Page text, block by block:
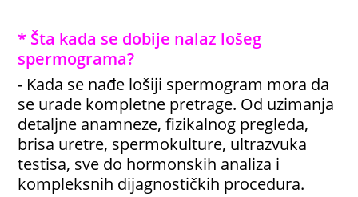
* Šta kada se dobije nalaz lošeg
spermograma?
- Kada se nađe lošiji spermogram mora da
se urade kompletne pretrage. Od uzimanja
detaljne anamneze, fizikalnog pregleda,
brisa uretre, spermokulture, ultrazvuka
testisa, sve do hormonskih analiza i
kompleksnih dijagnostičkih procedura.